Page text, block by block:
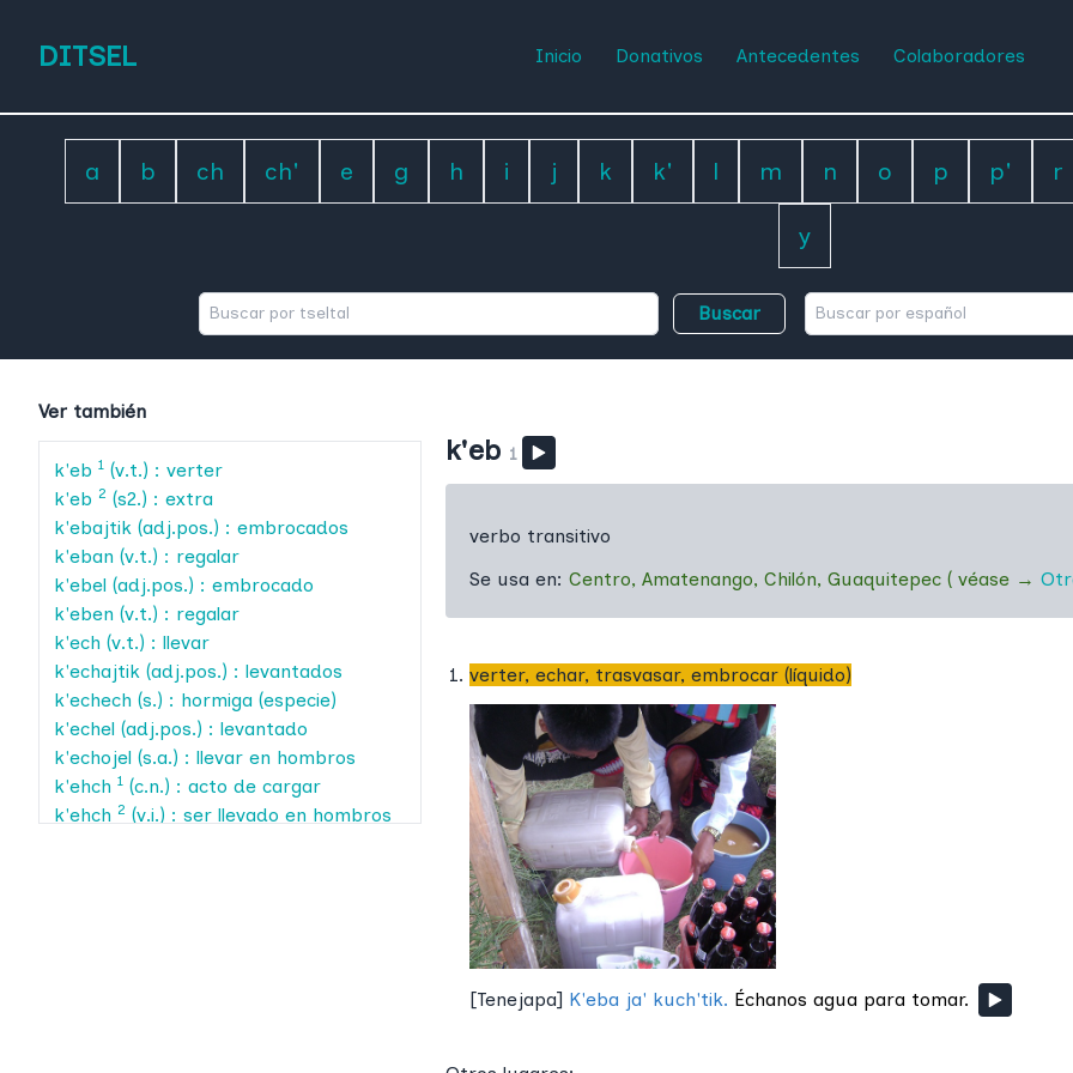
DITSEL Inicio Donativos Antecedentes Colaboradores
a b ch ch' e g h i j k k' l m n o p p' r
y
Buscar
Ver también
k'eb 1 (v.t.) : verter
k'eb 2 (s2.) : extra
k'ebajtik (adj.pos.) : embrocados
k'eban (v.t.) : regalar
k'ebel (adj.pos.) : embrocado
k'eben (v.t.) : regalar
k'ech (v.t.) : llevar
k'echajtik (adj.pos.) : levantados
k'echech (s.) : hormiga (especie)
k'echel (adj.pos.) : levantado
k'echojel (s.a.) : llevar en hombros
k'ehch 1 (c.n.) : acto de cargar
k'ehch 2 (v.i.) : ser llevado en hombros
k'eb 1
verbo transitivo
Se usa en: Centro, Amatenango, Chilón, Guaquitepec ( véase →
verter, echar, trasvasar, embrocar (líquido)
[Tenejapa] K'eba ja' kuch'tik. Échanos agua para tomar.